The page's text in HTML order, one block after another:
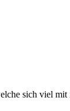
sich viel